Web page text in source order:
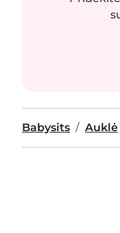
Babysits Auklė